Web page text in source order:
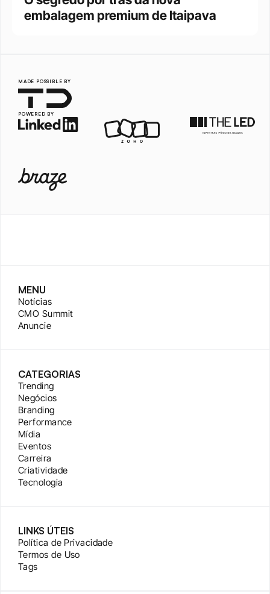
embalagem premium de Itaipava
MADE POSSIBLE BY
POWERED BY
MENU
Notícias
CMO Summit
Anuncie
CATEGORIAS
Trending
Negócios
Branding
Performance
Mídia
Eventos
Carreira
Criatividade
Tecnologia
LINKS ÚTEIS
Política de Privacidade
Termos de Uso
Tags